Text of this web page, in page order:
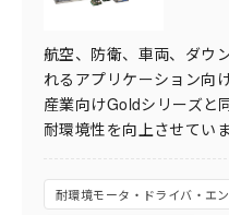
航空、防衛、車両、ダウ
れるアプリケーション向
産業向けGoldシリーズと
耐環境性を向上させていま
耐環境モータ・ドライバ・エ